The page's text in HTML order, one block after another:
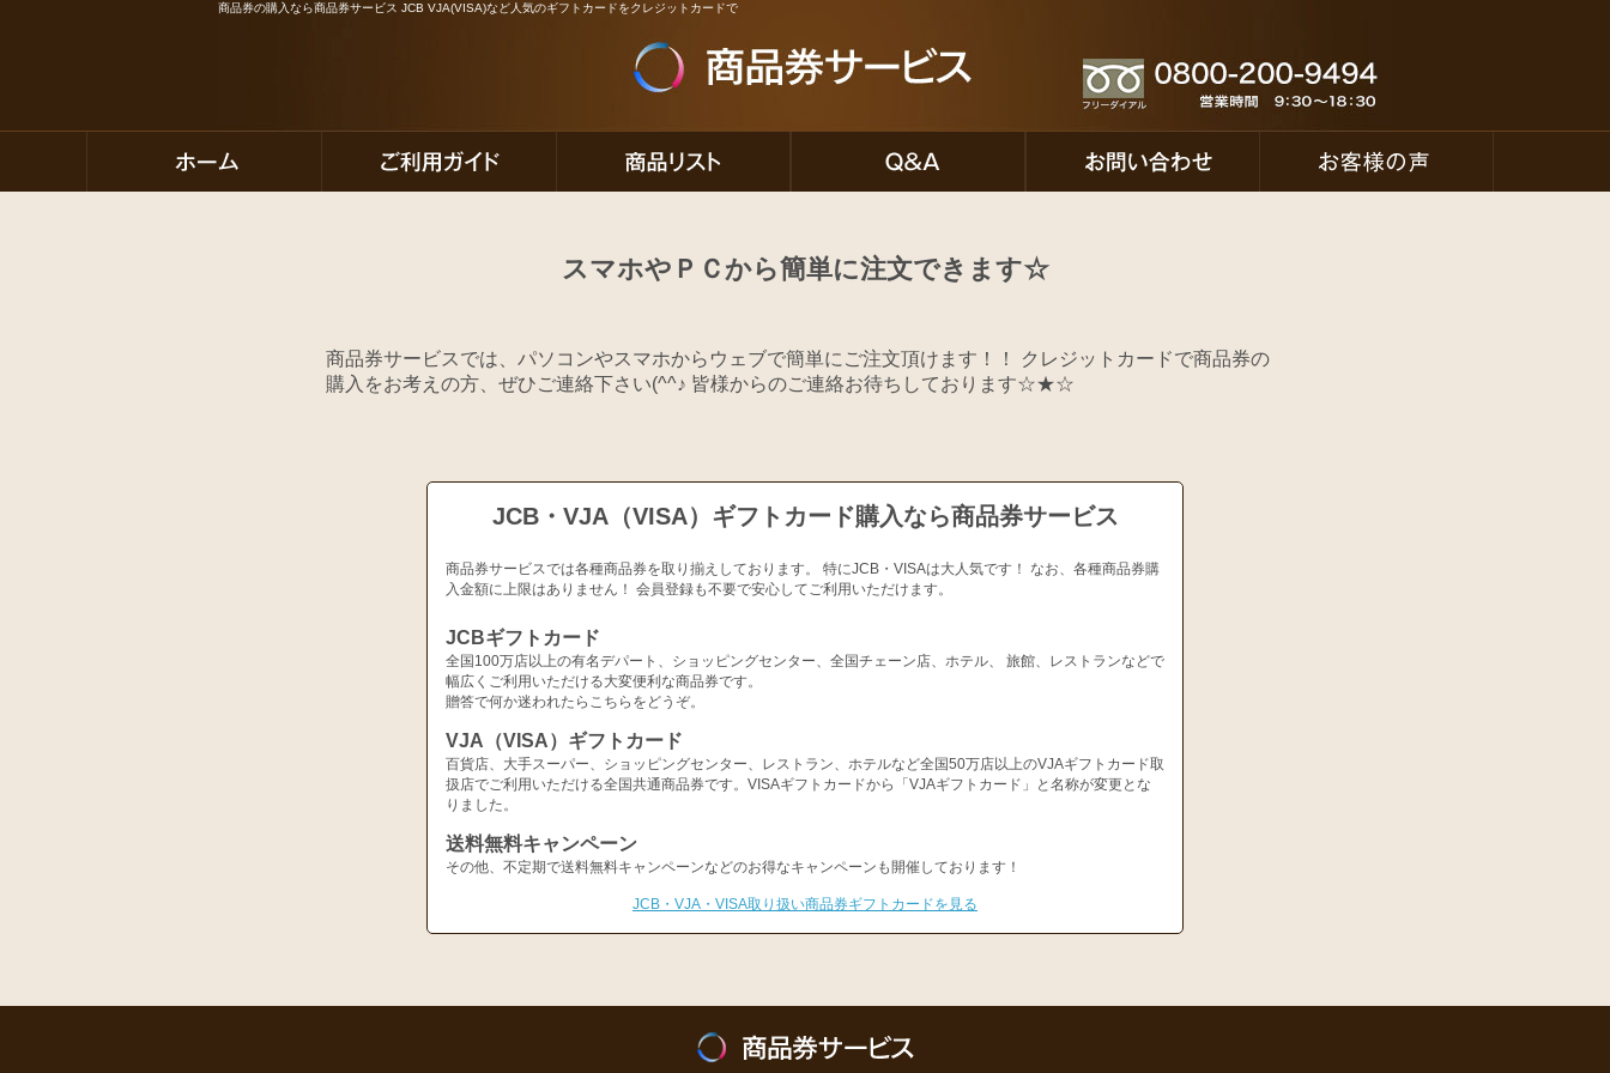
商品券の購入なら商品券サービス JCB VJA(VISA)など人気のギフトカードをクレジットカードで
スマホやＰＣから簡単に注文できます☆
商品券サービスでは、パソコンやスマホからウェブで簡単にご注文頂けます！！ クレジットカードで商品券の
購入をお考えの方、ぜひご連絡下さい(^^♪ 皆様からのご連絡お待ちしております☆★☆
JCB・VJA（VISA）ギフトカード購入なら商品券サービス
商品券サービスでは各種商品券を取り揃えしております。 特にJCB・VISAは大人気です！ なお、各種商品券購
入金額に上限はありません！ 会員登録も不要で安心してご利用いただけます。
JCBギフトカード
全国100万店以上の有名デパート、ショッピングセンター、全国チェーン店、ホテル、 旅館、レストランなどで
幅広くご利用いただける大変便利な商品券です。
贈答で何か迷われたらこちらをどうぞ。
VJA（VISA）ギフトカード
百貨店、大手スーパー、ショッピングセンター、レストラン、ホテルなど全国50万店以上のVJAギフトカード取
扱店でご利用いただける全国共通商品券です。VISAギフトカードから「VJAギフトカード」と名称が変更とな
りました。
送料無料キャンペーン
その他、不定期で送料無料キャンペーンなどのお得なキャンペーンも開催しております！
JCB・VJA・VISA取り扱い商品券ギフトカードを見る